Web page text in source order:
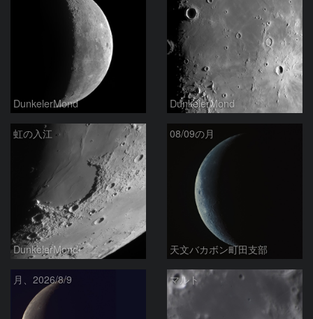
DunkelerMond DunkelerMond
虹の入江
DunkelerMond
08/09の月
天文バカボン町田支部
月、2026/8/9 マルト